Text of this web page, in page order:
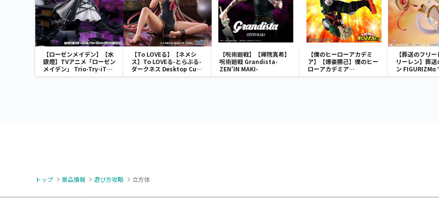
【ローゼンメイデン】【水
銀燈】TVアニメ「ローゼン
メイデン」 Trio-Try-iT
Figureー水銀燈ー
【To LOVEる】【ネメシ
ス】To LOVEる-とらぶる-
ダークネス Desktop Cute
フィギュア ネメシス～チャ
【呪術廻戦】【禪院真希】
呪術廻戦 Grandista-
ZEN’IN MAKI-
【僕のヒーローアカデミ
ア】【爆豪勝己】僕のヒー
ローアカデミア
MAXIMATIC KATSUKI
【葬送のフリ
リーレン】葬
ン FIGURIZMα
ン”～花舞～
トップ 景品情報 遊び方攻略 立方体